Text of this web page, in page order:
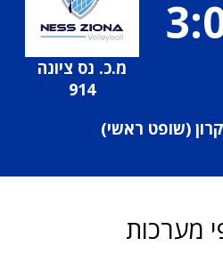
מ.כ. נס ציונה
914
(שופט ראשי)
מערכות